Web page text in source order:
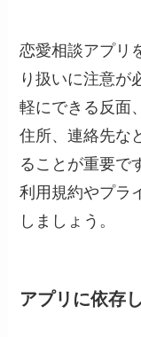
恋愛相談アプリ
り扱いに注意が
軽にできる反面
住所、連絡先な
ることが重要で
利用規約やプラ
しましょう。
アプリに依存